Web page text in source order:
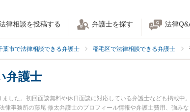
律相談を投稿する 弁護士を探す 法律
葉市で法律相談できる弁護士 稲毛区で法律相談できる弁護士
弁護士
した。初回面談無料や休日面談に対応している弁護士なども掲載中
事務所の藤尾 修太弁護士のプロフィール情報や弁護士費用、強み